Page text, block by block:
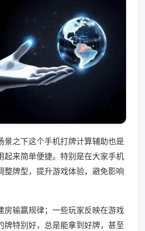
景之下这个手机打牌计算辅助也是
起来简单便捷。特别是在大家手机
整牌型，提升游戏体验，避免影响
房输赢规律；一些玩家反映在游戏
牌特别好，总是能拿到好牌，甚至